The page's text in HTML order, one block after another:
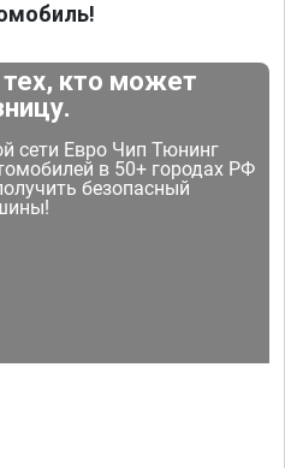
кто может
сети Евро Чип Тюнинг
в 50+ городах РФ
безопасный